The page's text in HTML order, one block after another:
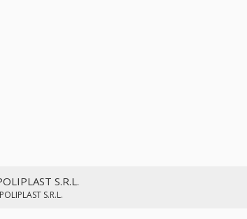
S.R.L.
S.R.L.